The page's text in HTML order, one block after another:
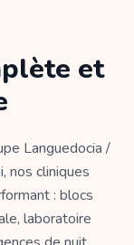
et
Languedocia /
nos cliniques
: blocs
laboratoire